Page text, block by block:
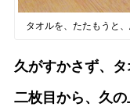
タオルを、たたもうと
久がすかさず、タ
二枚目から、久の